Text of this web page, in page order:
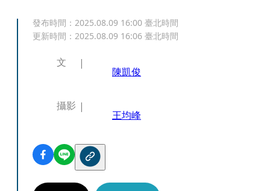
發布時間： 2025.08.09 16:00 臺北時間
更新時間： 2025.08.09 16:06 臺北時間
文
陳凱俊
攝影
王均峰